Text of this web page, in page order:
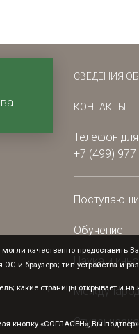
СВЕДЕНИЯ
КОНТАКТЫ
Телефон
+7 (499) 977
Обучение
Наука и
качественно предоставить
и браузера; тип устройства и
какие страницы открывает и
кнопку «СОГЛАСЕН», Вы